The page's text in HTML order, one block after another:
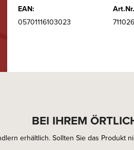
EAN:
05701116103023
BEI IHREM
erhältlich. Sollten Sie das Produkt